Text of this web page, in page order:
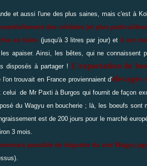
et aussi l'une des plus saines, mais c'est à
des céréales (et plus
en bière (jusqu'à 3 litres par jour) et il est
apaiser. Ainsi, les bêtes, qui ne connaissent
disposés à partager ! L'exportation de
trouvait en France proviennaient d'élevages
celui de Mr Paxti à Burgos qui fournit de façon
du Wagyu en boucherie ; là, les boeufs sont
est de 200 jours pour le marché
3 mois.
possible de déguster du vrai Wagyu